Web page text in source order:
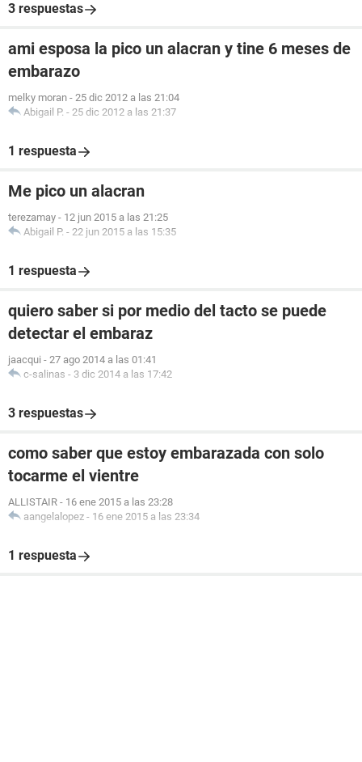
3 respuestas
ami esposa la pico un alacran y tine 6 meses de
embarazo
melky moran - 25 dic 2012 a las 21:04
Abigail P. - 25 dic 2012 a las 21:37
1 respuesta
Me pico un alacran
terezamay - 12 jun 2015 a las 21:25
Abigail P. - 22 jun 2015 a las 15:35
1 respuesta
quiero saber si por medio del tacto se puede
detectar el embaraz
jaacqui - 27 ago 2014 a las 01:41
c-salinas - 3 dic 2014 a las 17:42
3 respuestas
como saber que estoy embarazada con solo
tocarme el vientre
ALLISTAIR - 16 ene 2015 a las 23:28
aangelalopez - 16 ene 2015 a las 23:34
1 respuesta